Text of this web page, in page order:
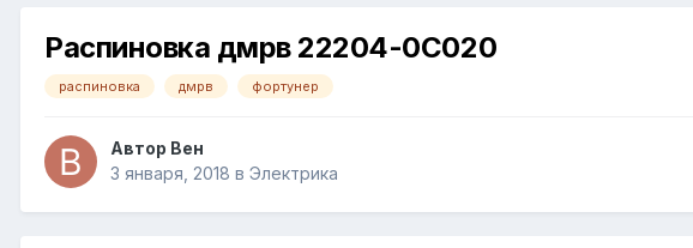
Распиновка дмрв 22204-0С020
распиновка дмрв фортунер
Автор Вен
3 января, 2018 в Электрика